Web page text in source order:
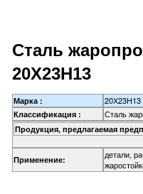
Сталь
20Х23Н13
Марка : 20Х23Н13
Классификация : Сталь
Продукция, предлагаемая
Применение:
детали,